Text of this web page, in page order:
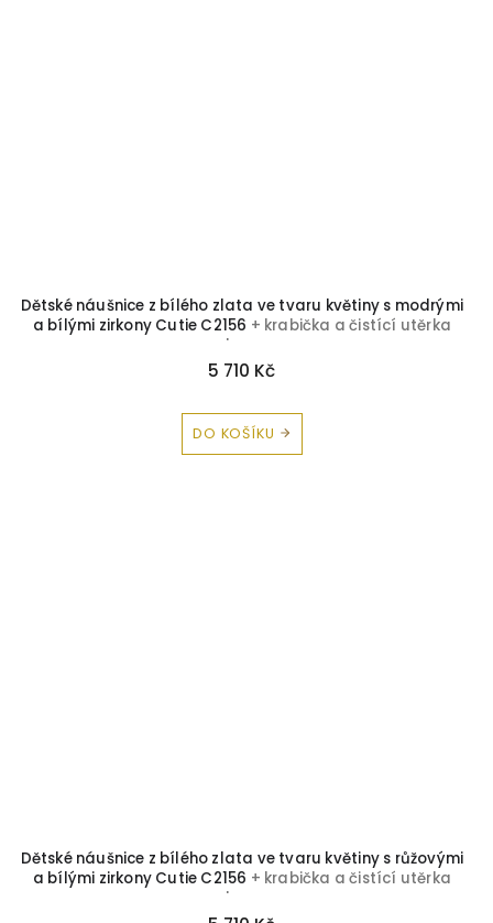
Dětské náušnice z bílého zlata ve tvaru květiny s modrými
a bílými zirkony Cutie C2156 + krabička a čistící utěrka
zdarma
5 710 Kč
DO KOŠÍKU
Dětské náušnice z bílého zlata ve tvaru květiny s růžovými
a bílými zirkony Cutie C2156 + krabička a čistící utěrka
zdarma